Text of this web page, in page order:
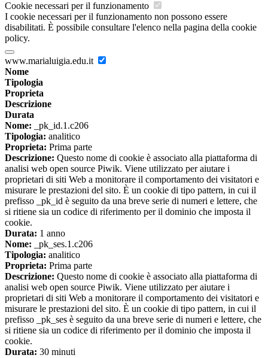
Cookie necessari per il funzionamento
I cookie necessari per il funzionamento non possono essere
disabilitati. È possibile consultare l'elenco nella pagina della cookie
policy.
www.marialuigia.edu.it
Nome
Tipologia
Proprieta
Descrizione
Durata
Nome: _pk_id.1.c206
Tipologia: analitico
Proprieta: Prima parte
Descrizione: Questo nome di cookie è associato alla piattaforma di
analisi web open source Piwik. Viene utilizzato per aiutare i
proprietari di siti Web a monitorare il comportamento dei visitatori e
misurare le prestazioni del sito. È un cookie di tipo pattern, in cui il
prefisso _pk_id è seguito da una breve serie di numeri e lettere, che
si ritiene sia un codice di riferimento per il dominio che imposta il
cookie.
Durata: 1 anno
Nome: _pk_ses.1.c206
Tipologia: analitico
Proprieta: Prima parte
Descrizione: Questo nome di cookie è associato alla piattaforma di
analisi web open source Piwik. Viene utilizzato per aiutare i
proprietari di siti Web a monitorare il comportamento dei visitatori e
misurare le prestazioni del sito. È un cookie di tipo pattern, in cui il
prefisso _pk_ses è seguito da una breve serie di numeri e lettere, che
si ritiene sia un codice di riferimento per il dominio che imposta il
cookie.
Durata: 30 minuti